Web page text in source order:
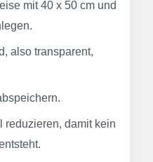
mit 40 x 50 cm und
also transparent,
reduzieren, damit kein